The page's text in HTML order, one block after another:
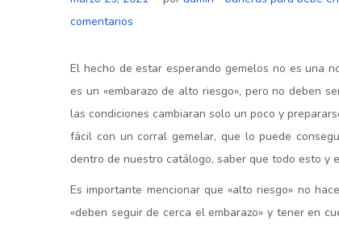
u
l
i
c
a
d
z
o
1
8
,
l
i
c
a
d
comentarios
El hecho de estar esperando gemelos no es una
es un «embarazo de alto riesgo», pero no deben
las condiciones cambiaran solo un poco y
fácil con un corral gemelar, que lo puede
dentro de nuestro catálogo, saber que todo esto y
Es importante mencionar que «alto riesgo» no
«deben seguir de cerca el embarazo» y tener en